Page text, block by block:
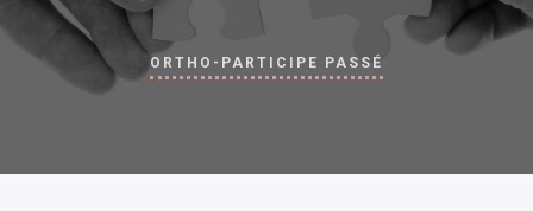
ORTHO-PARTICIPE PASSÉ